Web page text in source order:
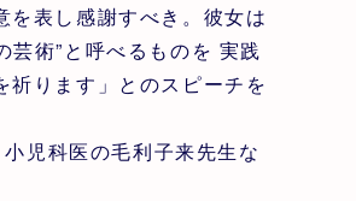
表し感謝すべき。彼女は
術”と呼べるものを 実践
ります」とのスピーチを
児科医の毛利子来先生な